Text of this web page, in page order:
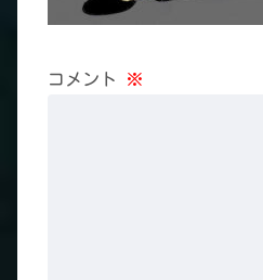
コメント ※